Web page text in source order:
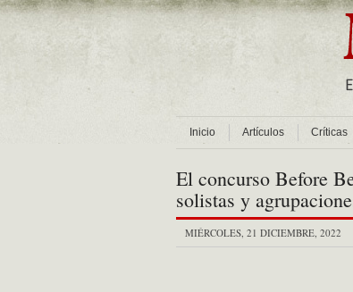
Inicio Artículos Críticas
El concurso Before
solistas y
MIÉRCOLES, 21 DICIEMBRE, 2022